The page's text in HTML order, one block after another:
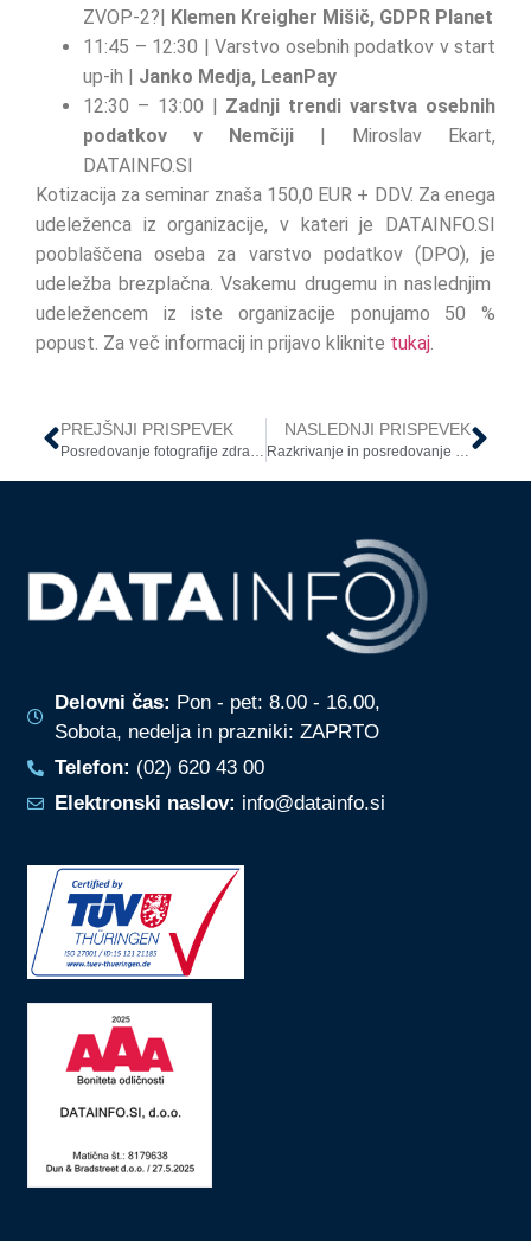
ZVOP-2?| Klemen Kreigher Mišič, GDPR Planet
11:45 – 12:30 | Varstvo osebnih podatkov v start
up-ih | Janko Medja, LeanPay
12:30 – 13:00 | Zadnji trendi varstva osebnih
podatkov v Nemčiji | Miroslav Ekart,
DATAINFO.SI
Kotizacija za seminar znaša 150,0 EUR + DDV. Za enega
udeleženca iz organizacije, v kateri je DATAINFO.SI
pooblaščena oseba za varstvo podatkov (DPO), je
udeležba brezplačna. Vsakemu drugemu in naslednjim
udeležencem iz iste organizacije ponujamo 50 %
popust. Za več informacij in prijavo kliknite tukaj.
PREJŠNJI PRISPEVEK NASLEDNJI PRISPEVEK
Delovni čas: Pon - pet: 8.00 - 16.00,
Sobota, nedelja in prazniki: ZAPRTO
Telefon: (02) 620 43 00
Elektronski naslov: info@datainfo.si